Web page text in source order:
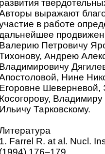
развития
выражают
в работе
Валерию Петровичу
Андрею
Владимировичу
Нине
Егоровне Шеверневой,
Косогорову,
Ильичу Тарковскому.
1. Farrel R. at al. Nucl.
(1994) 176–179.